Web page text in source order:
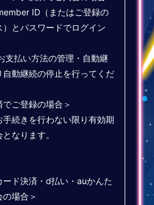
ID（またはご登録の
）とパスワードでログイン
支払い方法の管理・自動継
自動継続の停止を行ってくだ
でご登録の場合＞
続きを行わない限り有効期
なります。
ード決済・d払い・auかんた
の場合＞